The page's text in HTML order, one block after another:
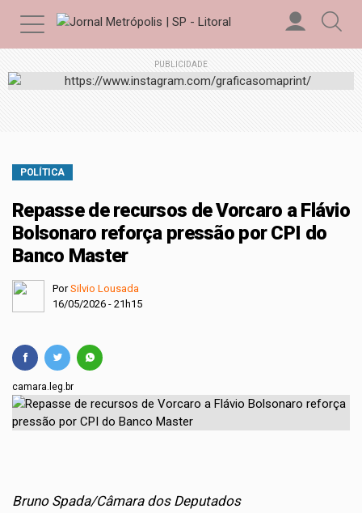
PUBLICIDADE
POLÍTICA
Repasse de recursos de Vorcaro a Flávio
Bolsonaro reforça pressão por CPI do
Banco Master
PorSilvio Lousada
16/05/2026 - 21h15
camara.leg.br
Bruno Spada/Câmara dos Deputados